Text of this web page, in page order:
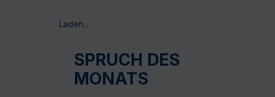
Laden...
SPRUCH DES
MONATS